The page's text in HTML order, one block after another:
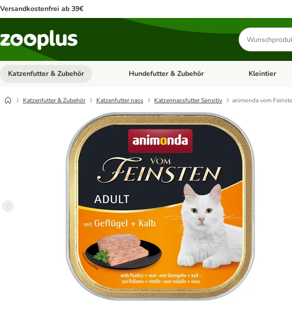
Versandkostenfrei ab 39€
Produkte
suchen
Katzenfutter & Zubehör Kategorie-Menü öffnen: Katzenfutter & Zubehör
Hundefutter & Zubehör Kategorie-
Kleintier
Katzenfutter & Zubehör Katzenfutter nass Katzennassfutter Sensitiv animonda vom